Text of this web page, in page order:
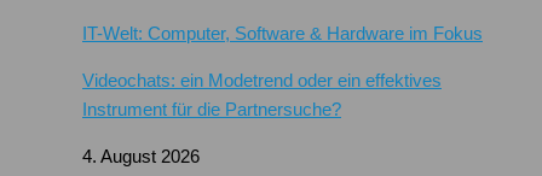
IT-Welt: Computer, Software & Hardware im Fokus
Videochats: ein Modetrend oder ein effektives
Instrument für die Partnersuche?
4. August 2026